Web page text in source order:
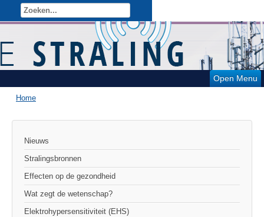
Open Menu
Home
Nieuws
Stralingsbronnen
Effecten op de gezondheid
Wat zegt de wetenschap?
Elektrohypersensitiviteit (EHS)